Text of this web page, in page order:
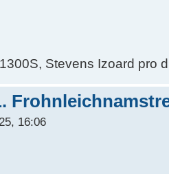
Stevens Izoard pro
16:06